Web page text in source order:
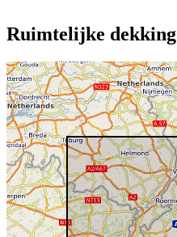
Ruimtelijke dekking